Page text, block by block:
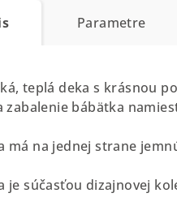
Parametre
teplá deka s krásnou
zabalenie bábätka
má na jednej strane
je súčasťou dizajnovej